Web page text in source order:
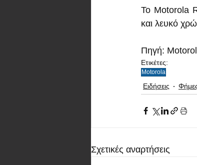
Το Motorola
και λευκό
Πηγή:
Ετικέτες:
Motorola
Ειδήσεις
Σχετικές αναρτήσεις